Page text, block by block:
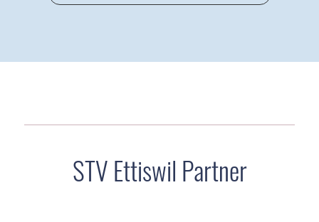
STV Ettiswil Partner